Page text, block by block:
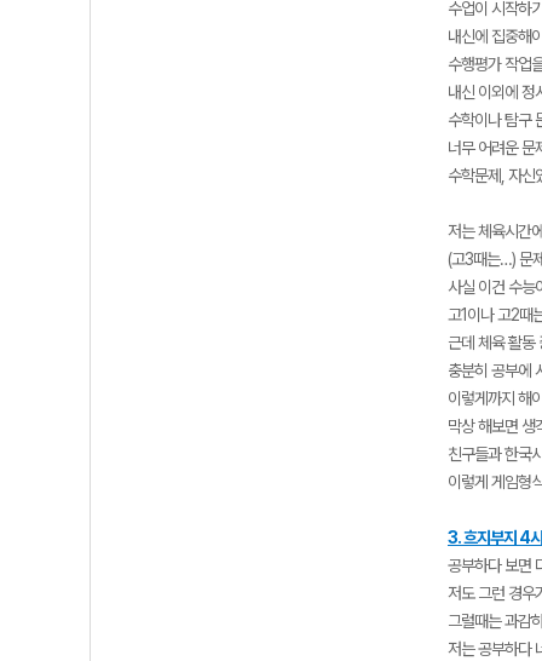
수업이 시작하
내신에 집중해
수행평가 작업
내신 이외에 정
수학이나 탐구
너무 어려운 문
수학문제, 자신
저는 체육시간
(고3때는…) 문
사실 이건 수능
고1이나 고2때
근데 체육 활동
충분히 공부에
이렇게까지 해
막상 해보면 생
친구들과 한국
이렇게 게임형
3. 흐지부지 4
공부하다 보면
저도 그런 경우
그럴때는 과감
저는 공부하다